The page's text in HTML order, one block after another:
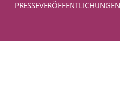
PRESSEVERÖFFENTLICHUNGEN